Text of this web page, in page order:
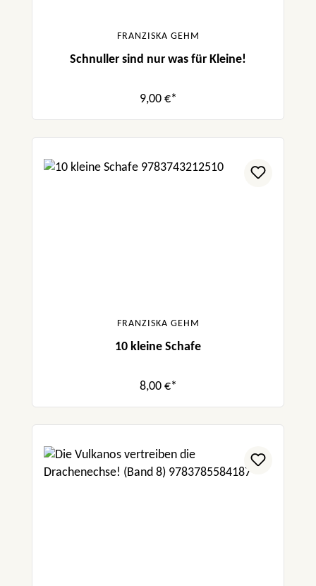
FRANZISKA GEHM
Schnuller sind nur was für Kleine!
9,00 €*
FRANZISKA GEHM
10 kleine Schafe
8,00 €*